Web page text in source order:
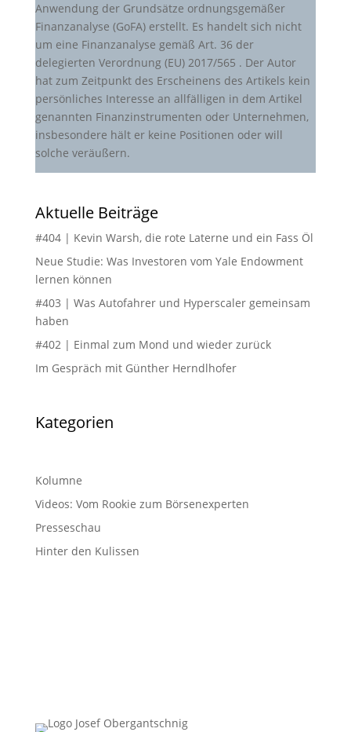
Anwendung der Grundsätze ordnungsgemäßer
Finanzanalyse (GoFA) erstellt. Es handelt sich nicht
um eine Finanzanalyse gemäß Art. 36 der
delegierten Verordnung (EU) 2017/565 . Der Autor
hat zum Zeitpunkt des Erscheinens des Artikels kein
persönliches Interesse an allfälligen in dem Artikel
genannten Finanzinstrumenten oder Unternehmen,
insbesondere hält er keine Positionen oder will
solche veräußern.
Aktuelle Beiträge
#404 | Kevin Warsh, die rote Laterne und ein Fass Öl
Neue Studie: Was Investoren vom Yale Endowment
lernen können
#403 | Was Autofahrer und Hyperscaler gemeinsam
haben
#402 | Einmal zum Mond und wieder zurück
Im Gespräch mit Günther Herndlhofer
Kategorien
Kolumne
Videos: Vom Rookie zum Börsenexperten
Presseschau
Hinter den Kulissen